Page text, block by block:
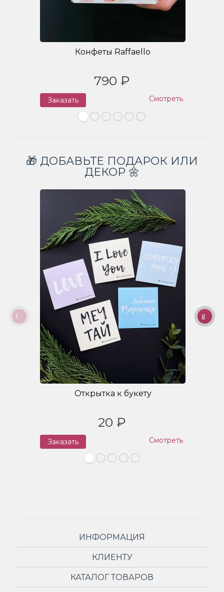
Конфеты Raffaello
790 ₽
Заказать Смотреть
🎁 ДОБАВЬТЕ ПОДАРОК ИЛИ
ДЕКОР 🌼
Открытка к букету
20 ₽
Заказать Смотреть
ИНФОРМАЦИЯ
КЛИЕНТУ
КАТАЛОГ ТОВАРОВ